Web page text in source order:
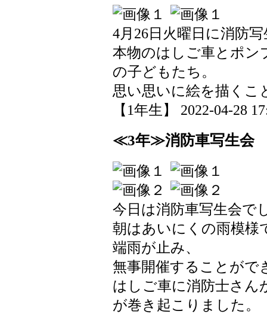
4月26日火曜日に消防
本物のはしご車とポン
の子どもたち。
思い思いに絵を描くこ
【1年生】 2022-04-28
≪3年≫消防車写生会
今日は消防車写生会で
朝はあいにくの雨模様
端雨が止み、
無事開催することがで
はしご車に消防士さん
が巻き起こりました。